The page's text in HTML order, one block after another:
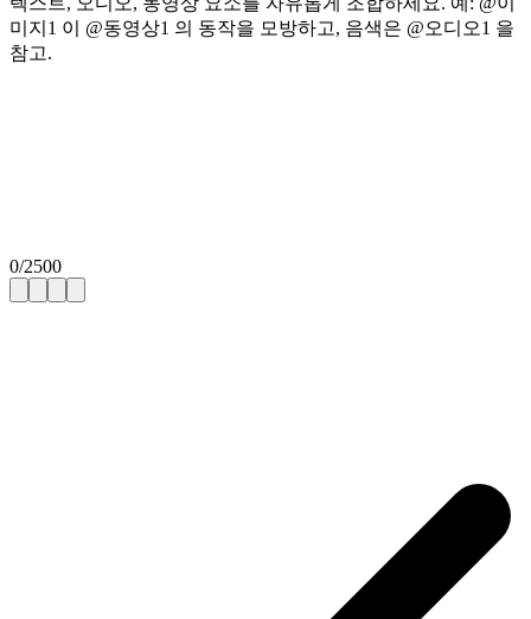
미지1 이 @동영상1 의 동작을 모방하고, 음색은 @오디오1 을
참고.
0/2500